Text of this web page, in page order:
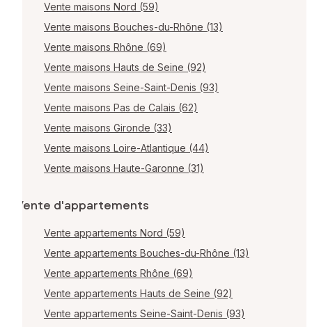
Vente maisons Nord (59)
Vente maisons Bouches-du-Rhône (13)
Vente maisons Rhône (69)
Vente maisons Hauts de Seine (92)
Vente maisons Seine-Saint-Denis (93)
Vente maisons Pas de Calais (62)
Vente maisons Gironde (33)
Vente maisons Loire-Atlantique (44)
Vente maisons Haute-Garonne (31)
Vente d'appartements
Vente appartements Nord (59)
Vente appartements Bouches-du-Rhône (13)
Vente appartements Rhône (69)
Vente appartements Hauts de Seine (92)
Vente appartements Seine-Saint-Denis (93)